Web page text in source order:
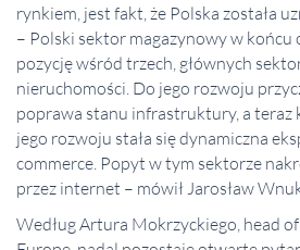
rynkiem, jest fakt, że Polska została
– Polski sektor magazynowy w końcu
pozycję wśród trzech, głównych
nieruchomości. Do jego rozwoju
poprawa stanu infrastruktury, a teraz
jego rozwoju stała się dynamiczna
commerce. Popyt w tym sektorze
przez internet – mówił Jarosław
Według Artura Mokrzyckiego, head